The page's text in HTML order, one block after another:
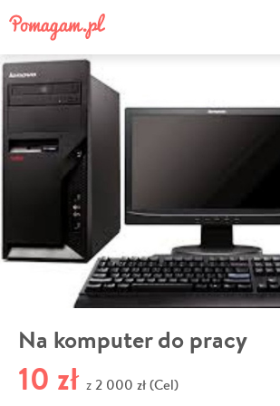
Na komputer do pracy
10 zł z 2 000 zł (Cel)